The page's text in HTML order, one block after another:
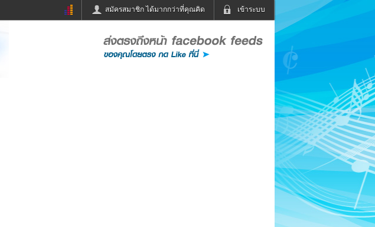
เข้าระบบ
สมัครสมาชิก ได้มากกว่าที่คุณคิด
ฟังวิทยุออนไลน์
Email